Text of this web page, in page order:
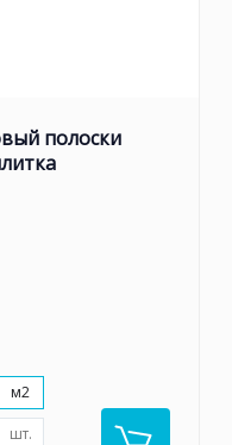
полоски
м2
шт.